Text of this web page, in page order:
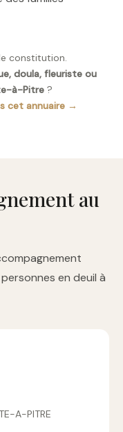
constitution.
doula, fleuriste ou
à-Pitre ?
cet annuaire →
au
en deuil à
A-PITRE